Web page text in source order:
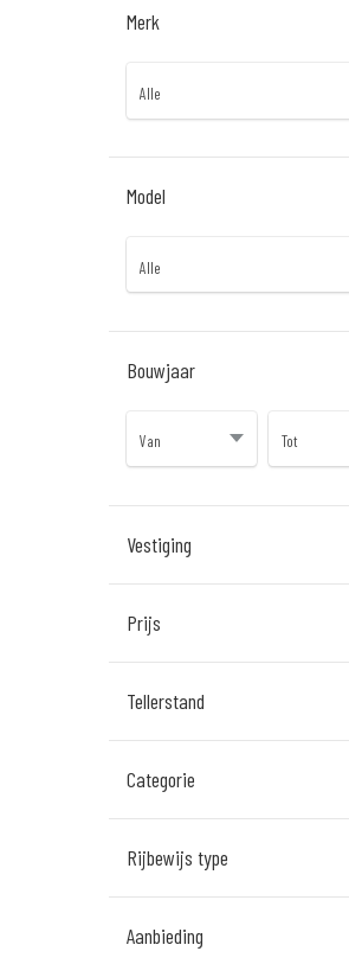
Merk
Model
Bouwjaar
Vestiging
Den Bosch
Hillegom
Leek
Leeuwarden
Prijs
Tellerstand
Categorie
Rijbewijs type
Aanbieding